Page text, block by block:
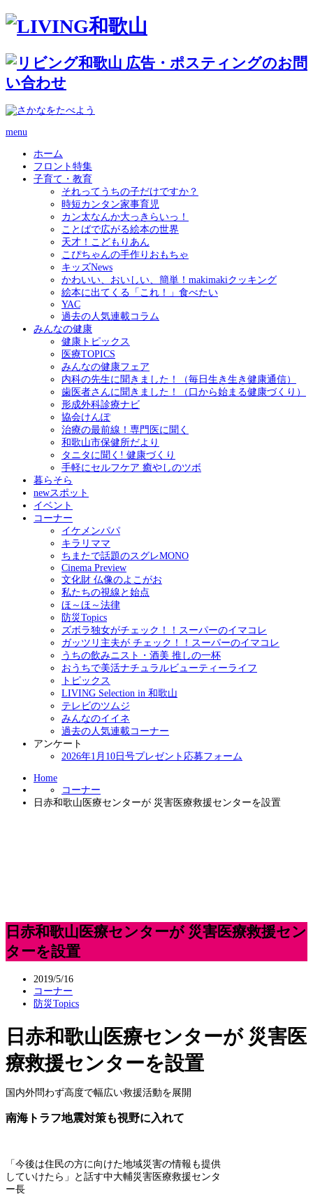
menu
ホーム
フロント特集
子育て・教育
それってうちの子だけですか？
時短カンタン家事育児
カン太なんか大っきらいっ！
ことばで広がる絵本の世界
天才！こどもりあん
こぴちゃんの手作りおもちゃ
キッズNews
かわいい、おいしい、簡単！makimakiクッキング
絵本に出てくる「これ！」食べたい
YAC
過去の人気連載コラム
みんなの健康
健康トピックス
医療TOPICS
みんなの健康フェア
内科の先生に聞きました！（毎日生き生き健康通信）
歯医者さんに聞きました！（口から始まる健康づくり）
形成外科診療ナビ
協会けんぽ
治療の最前線！専門医に聞く
和歌山市保健所だより
タニタに聞く! 健康づくり
手軽にセルフケア 癒やしのツボ
暮らそら
newスポット
イベント
コーナー
イケメンパパ
キラリママ
ちまたで話題のスグレMONO
Cinema Preview
文化財 仏像のよこがお
私たちの視線と始点
ほ～ほ～法律
防災Topics
ズボラ独女がチェック！！スーパーのイマコレ
ガッツリ主夫が チェック！！スーパーのイマコレ
うちの飲みニスト・酒美 推しの一杯
おうちで美活ナチュラルビューティーライフ
トピックス
LIVING Selection in 和歌山
テレビのツムジ
みんなのイイネ
過去の人気連載コーナー
アンケート
2026年1月10日号プレゼント応募フォーム
Home
コーナー
日赤和歌山医療センターが 災害医療救援センターを設置
日赤和歌山医療センターが 災害医療救援セン
ターを設置
2019/5/16
コーナー
防災Topics
日赤和歌山医療センターが 災害医
療救援センターを設置
国内外問わず高度で幅広い救援活動を展開
南海トラフ地震対策も視野に入れて
「今後は住民の方に向けた地域災害の情報も提供
していけたら」と話す中大輔災害医療救援センタ
ー長